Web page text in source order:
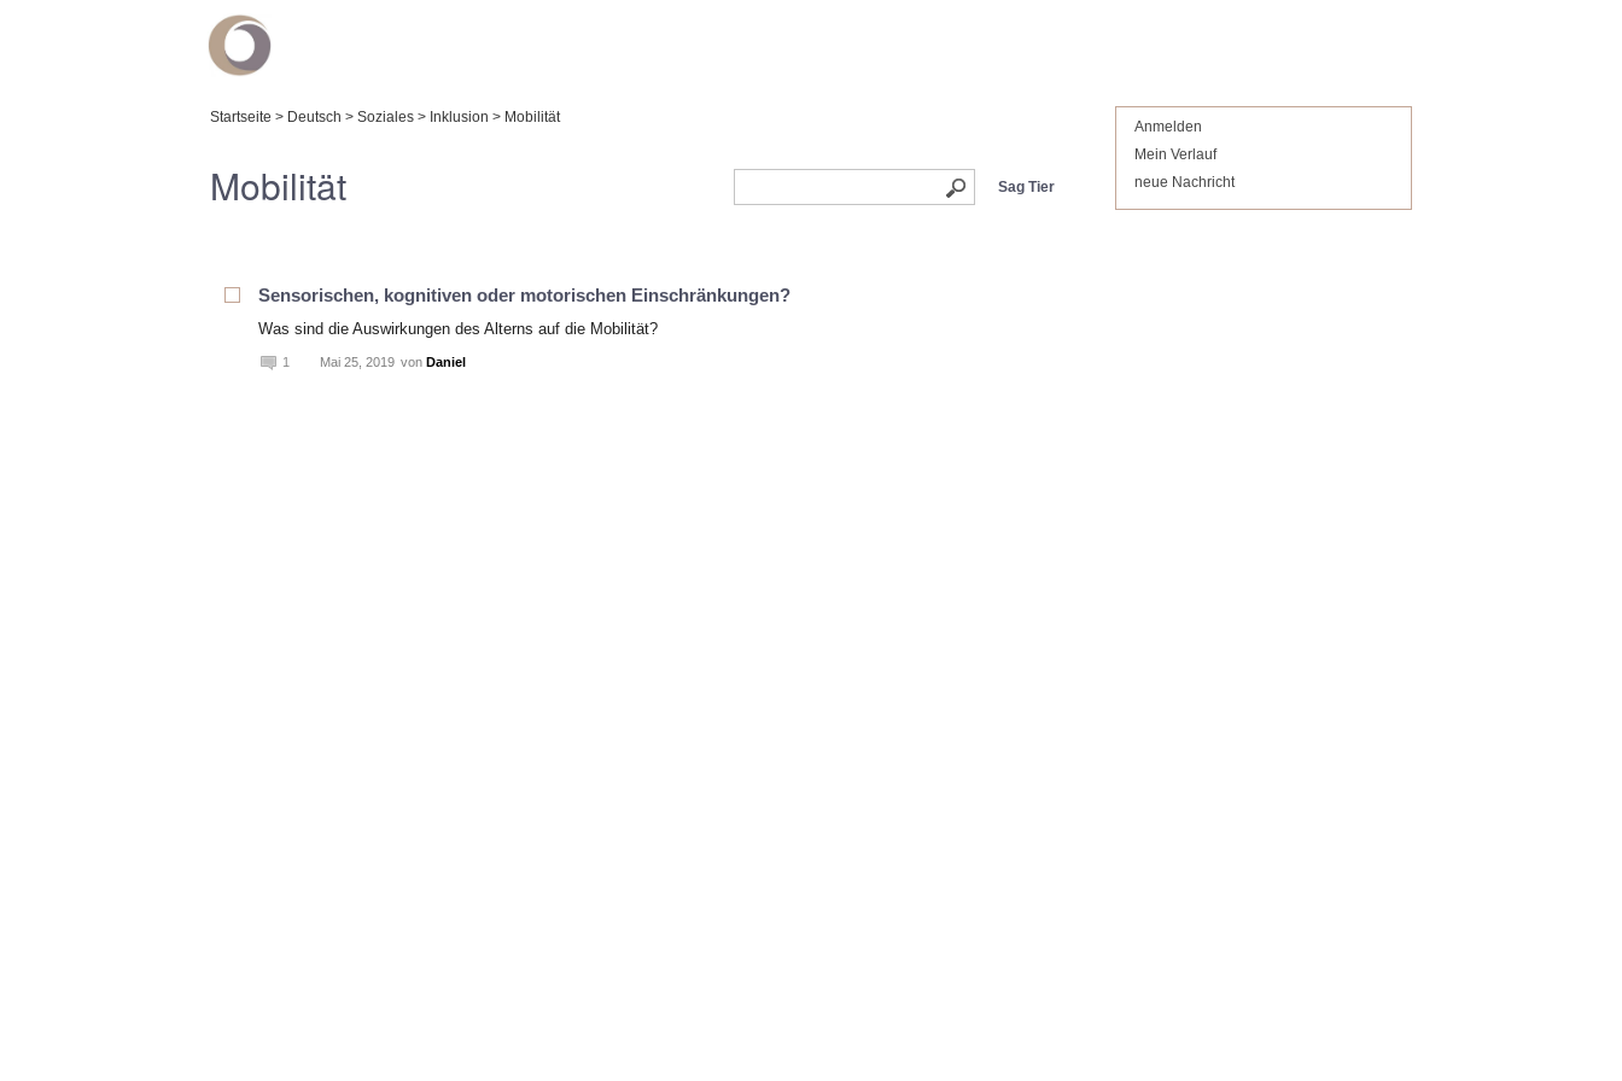
Startseite > Deutsch > Soziales > Inklusion > Mobilität
Mobilität Sag Tier
Sensorischen, kognitiven oder motorischen Einschränkungen?
Was sind die Auswirkungen des Alterns auf die Mobilität?
1 Mai 25, 2019 von Daniel
Anmelden
Mein Verlauf
neue Nachricht